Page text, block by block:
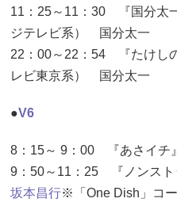
11：25～11：30 『国分太
ジテレビ系） 国分太一
22：00～22：54 『たけし
レビ東京系） 国分太一
●V6
8：15～ 9：00 『あさイチ
9：50～11：25 『ノンス
坂本昌行※「One Dish」コ